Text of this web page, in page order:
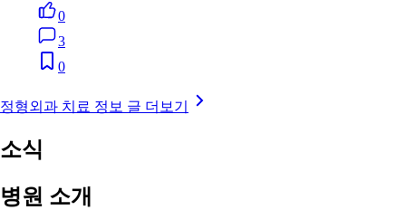
0
3
0
정형외과 치료 정보 글 더보기
소식
병원 소개